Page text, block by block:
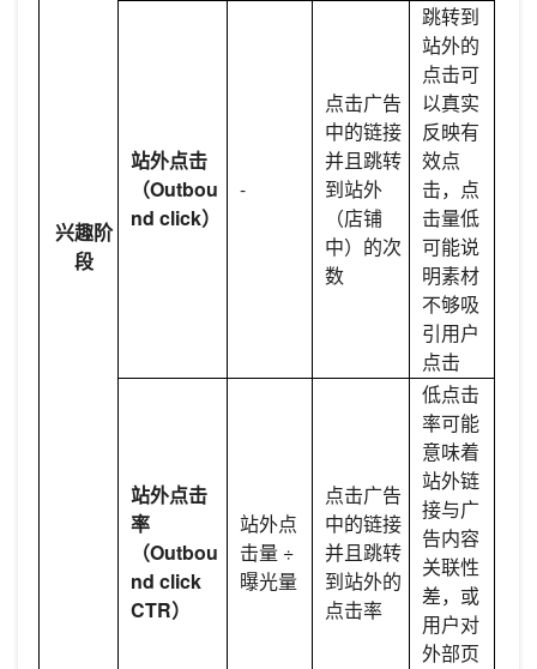
兴趣阶
段
站外点击
（Outbou
nd click）
-
点击广告
中的链接
并且跳转
到站外
（店铺
中）的次
数
跳转到
站外的
点击可
以真实
反映有
效点
击，点
击量低
可能说
明素材
不够吸
引用户
点击
站外点击
率
（Outbou
nd click
CTR）
站外点
击量 ÷
曝光量
点击广告
中的链接
并且跳转
到站外的
点击率
低点击
率可能
意味着
站外链
接与广
告内容
关联性
差，或
用户对
外部页